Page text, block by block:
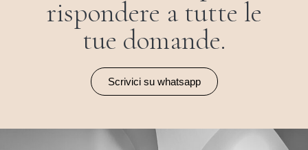
rispondere a tutte le
tue domande.
Scrivici su whatsapp